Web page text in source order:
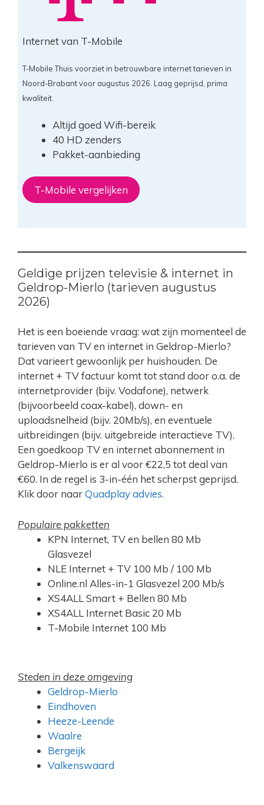
Internet van T-Mobile
T-Mobile Thuis voorziet in betrouwbare internet tarieven in
Noord-Brabant voor augustus 2026. Laag geprijsd, prima
kwaliteit.
Altijd goed Wifi-bereik
40 HD zenders
Pakket-aanbieding
T-Mobile vergelijken
Geldige prijzen televisie & internet in
Geldrop-Mierlo (tarieven augustus
2026)
Het is een boeiende vraag: wat zijn momenteel de
tarieven van TV en internet in Geldrop-Mierlo?
Dat varieert gewoonlijk per huishouden. De
internet + TV factuur komt tot stand door o.a. de
internetprovider (bijv. Vodafone), netwerk
(bijvoorbeeld coax-kabel), down- en
uploadsnelheid (bijv. 20Mb/s), en eventuele
uitbreidingen (bijv. uitgebreide interactieve TV).
Een goedkoop TV en internet abonnement in
Geldrop-Mierlo is er al voor €22,5 tot deal van
€60. In de regel is 3-in-één het scherpst geprijsd.
Klik door naarQuadplay advies.
Populaire pakketten
KPN Internet, TV en bellen 80 Mb
Glasvezel
NLE Internet + TV 100 Mb / 100 Mb
Online.nl Alles-in-1 Glasvezel 200 Mb/s
XS4ALL Smart + Bellen 80 Mb
XS4ALL Internet Basic 20 Mb
T-Mobile Internet 100 Mb
Steden in deze omgeving
Geldrop-Mierlo
Eindhoven
Heeze-Leende
Waalre
Bergeijk
Valkenswaard